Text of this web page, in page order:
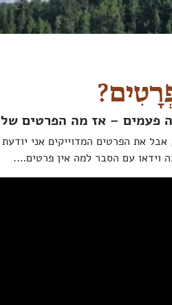
פעמים – אז מה הפרטים
אבל את הפרטים המדוייקים אני
וידאו עם הסבר למה אין פרטים….